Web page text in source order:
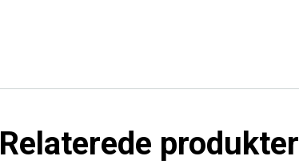
Relaterede produkter